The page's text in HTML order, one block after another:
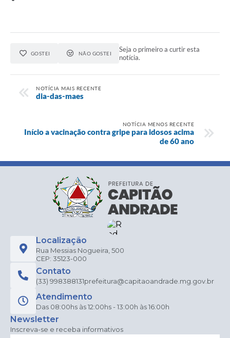
GOSTEI NÃO GOSTEI
Seja o primeiro a curtir esta
notícia.
NOTÍCIA MAIS RECENTE
dia-das-maes
NOTÍCIA MENOS RECENTE
Início a vacinação contra gripe para idosos acima
de 60 ano
Localização
Rua Messias Nogueira, 500
CEP: 35123-000
Contato
(33) 998388131prefeitura@capitaoandrade.mg.gov.br
Atendimento
Das 08:00hs às 12:00hs - 13:00h às 16:00h
Newsletter
Inscreva-se e receba informativos